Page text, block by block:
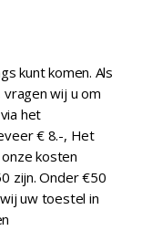
kunt komen. Als
wij u om
het
€ 8.-, Het
kosten
zijn. Onder €50
uw toestel in